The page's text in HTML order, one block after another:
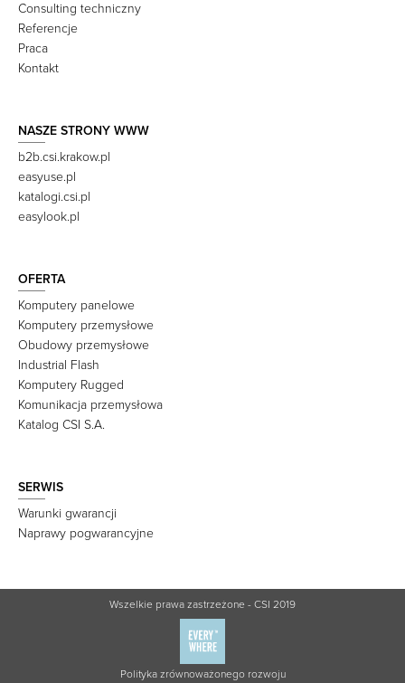
Consulting techniczny
Referencje
Praca
Kontakt
NASZE STRONY WWW
b2b.csi.krakow.pl
easyuse.pl
katalogi.csi.pl
easylook.pl
OFERTA
Komputery panelowe
Komputery przemysłowe
Obudowy przemysłowe
Industrial Flash
Komputery Rugged
Komunikacja przemysłowa
Katalog CSI S.A.
SERWIS
Warunki gwarancji
Naprawy pogwarancyjne
Wszelkie prawa zastrzeżone - CSI 2019
Polityka zrównoważonego rozwoju